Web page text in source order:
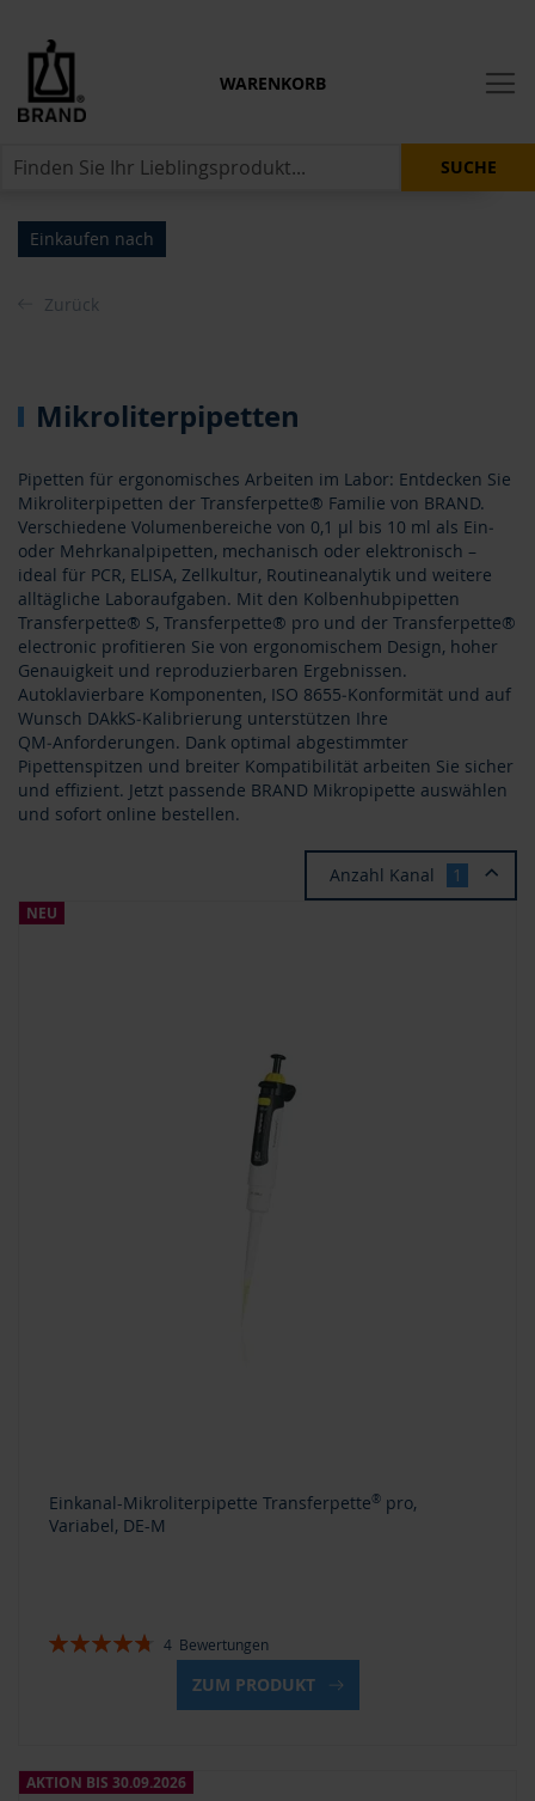
WARENKORB
SUCHE
Mikroliterpipetten
Pipetten für ergonomisches Arbeiten im Labor: Entdecken Sie
Mikroliterpipetten der Transferpette® Familie von BRAND.
Verschiedene Volumenbereiche von 0,1 µl bis 10 ml als Ein‑
oder Mehrkanalpipetten, mechanisch oder elektronisch –
ideal für PCR, ELISA, Zellkultur, Routineanalytik und weitere
alltägliche Laboraufgaben. Mit den Kolbenhubpipetten
Transferpette® S, Transferpette® pro und der Transferpette®
electronic profitieren Sie von ergonomischem Design, hoher
Genauigkeit und reproduzierbaren Ergebnissen.
Autoklavierbare Komponenten, ISO 8655‑Konformität und auf
Wunsch DAkkS‑Kalibrierung unterstützen Ihre
QM‑Anforderungen. Dank optimal abgestimmter
Pipettenspitzen und breiter Kompatibilität arbeiten Sie sicher
und effizient. Jetzt passende BRAND Mikropipette auswählen
und sofort online bestellen.
Einkaufen nach
Anzahl Kanal
Einkanal-Mikroliterpipette Transferpette® pro,
Variabel, DE-M
NEU
Bewertung:
4 Bewertungen
ZUM PRODUKT
AKTION BIS 30.09.2026
Zurück